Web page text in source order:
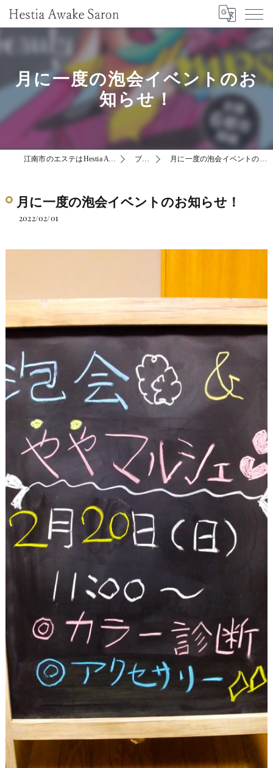
月に一度の泡会イベントのお
知らせ！
江南市のエステはHestia Awake Saron ブログ 月に一度の泡会イベントのお知らせ！
月に一度の泡会イベントのお知らせ！
2022/02/01